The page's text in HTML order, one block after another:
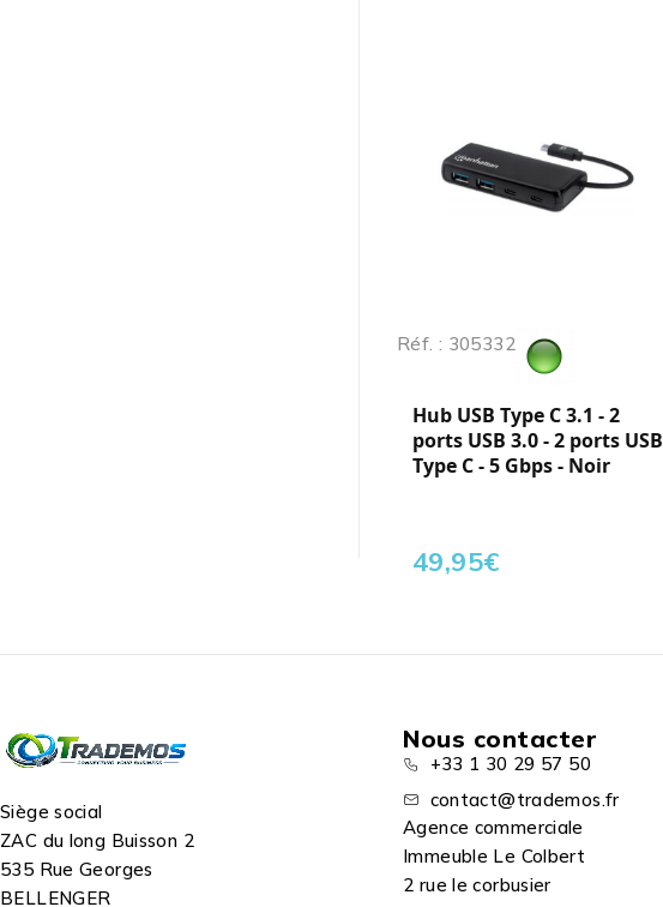
Réf. : 305332
Hub USB Type C 3.1 - 2
ports USB 3.0 - 2 ports USB
Type C - 5 Gbps - Noir
49,95€
Siège social
ZAC du long Buisson 2
535 Rue Georges
BELLENGER
Nous contacter
+33 1 30 29 57 50
contact@trademos.fr
Agence commerciale
Immeuble Le Colbert
2 rue le corbusier